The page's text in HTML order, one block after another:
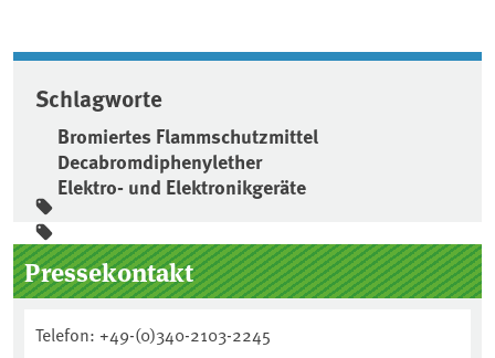
Schlagworte
Bromiertes Flammschutzmittel
Decabromdiphenylether
Elektro- und Elektronikgeräte
Seitenleiste
Pressekontakt
Telefon: +49-(0)340-2103-2245